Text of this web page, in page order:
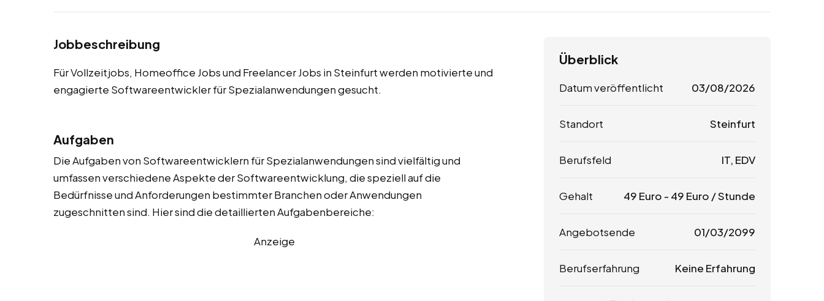
Jobbeschreibung
Für Vollzeitjobs, Homeoffice Jobs und Freelancer Jobs in Steinfurt werden motivierte und
engagierte Softwareentwickler für Spezialanwendungen gesucht.
Aufgaben
Die Aufgaben von Softwareentwicklern für Spezialanwendungen sind vielfältig und
umfassen verschiedene Aspekte der Softwareentwicklung, die speziell auf die
Bedürfnisse und Anforderungen bestimmter Branchen oder Anwendungen
zugeschnitten sind. Hier sind die detaillierten Aufgabenbereiche:
Anzeige
Überblick
Datum veröffentlicht 03/08/2026
Standort Steinfurt
Berufsfeld IT, EDV
Gehalt 49 Euro - 49 Euro / Stunde
Angebotsende 01/03/2099
Berufserfahrung Keine Erfahrung